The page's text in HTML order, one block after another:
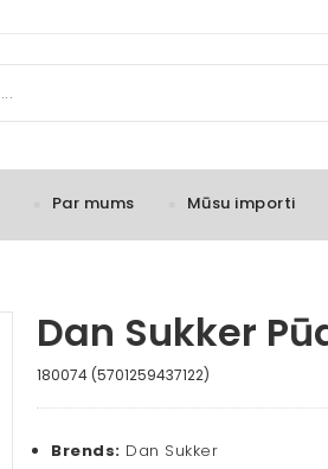
Par mums Mūsu importi
Dan Sukker
180074 (5701259437122)
Brends: Dan Sukker